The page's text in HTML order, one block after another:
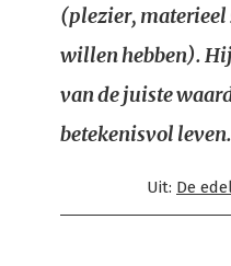
(plezier,
willen hebben).
van de juiste
betekenisvol leven.
Uit: De